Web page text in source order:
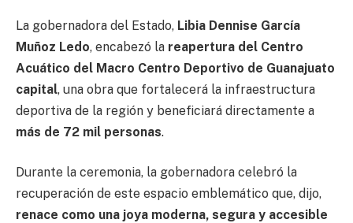
La gobernadora del Estado, Libia Dennise García
Muñoz Ledo, encabezó la reapertura del Centro
Acuático del Macro Centro Deportivo de Guanajuato
capital, una obra que fortalecerá la infraestructura
deportiva de la región y beneficiará directamente a
más de 72 mil personas.
Durante la ceremonia, la gobernadora celebró la
recuperación de este espacio emblemático que, dijo,
renace como una joya moderna, segura y accesible